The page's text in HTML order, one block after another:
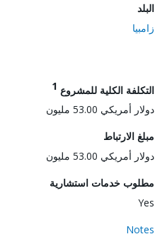
البلد
زامبيا
التكلفة الكلية للمشروع 1
دولار أمريكي 53.00 مليون
مبلغ الارتباط
دولار أمريكي 53.00 مليون
مطلوب خدمات استشارية
Yes
Notes